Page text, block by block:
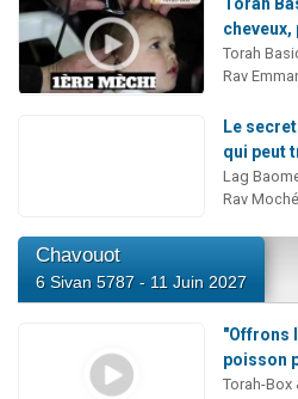
Torah
Rav
Le
qui peut
Lag
Rav
Chavouot
6 Sivan 5787 - 11 Juin 2027
"Offrons
poisson
Torah-Box